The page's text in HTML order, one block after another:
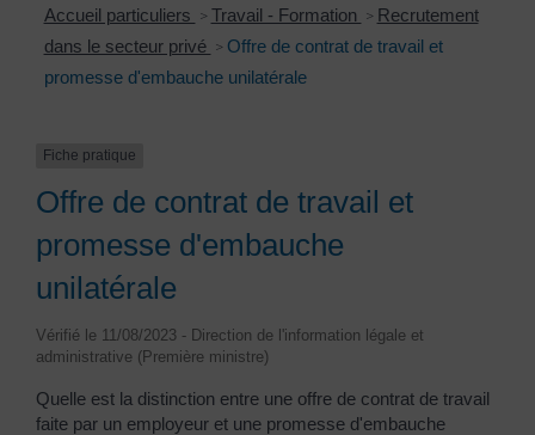
Accueil particuliers > Travail - Formation > Recrutement
dans le secteur privé > Offre de contrat de travail et
promesse d'embauche unilatérale
Fiche pratique
Offre de contrat de travail et
promesse d'embauche
unilatérale
Vérifié le 11/08/2023 - Direction de l'information légale et
administrative (Première ministre)
Quelle est la distinction entre une offre de contrat de travail
faite par un employeur et une promesse d'embauche